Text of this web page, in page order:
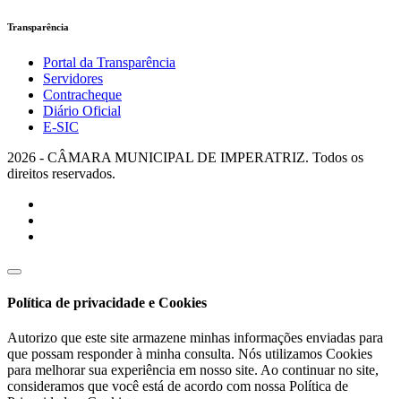
Transparência
Portal da Transparência
Servidores
Contracheque
Diário Oficial
E-SIC
2026 - CÂMARA MUNICIPAL DE IMPERATRIZ. Todos os
direitos reservados.
Política de privacidade e Cookies
Autorizo que este site armazene minhas informações enviadas para
que possam responder à minha consulta. Nós utilizamos Cookies
para melhorar sua experiência em nosso site. Ao continuar no site,
consideramos que você está de acordo com nossa Política de